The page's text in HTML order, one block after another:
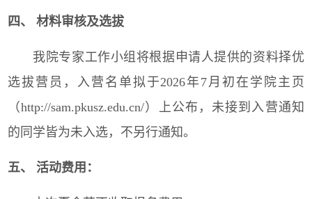
四、 材料审核及选拔
我院专家工作小组将根据申请人提供的资料择优
选拔营员，入营名单拟于2026年7月初在学院主页
（http://sam.pkusz.edu.cn/）上公布，未接到入营通知
的同学皆为未入选，不另行通知。
五、 活动费用：